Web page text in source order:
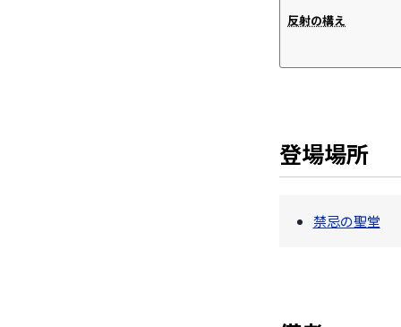
反射の構え
登場場所
禁忌の聖堂